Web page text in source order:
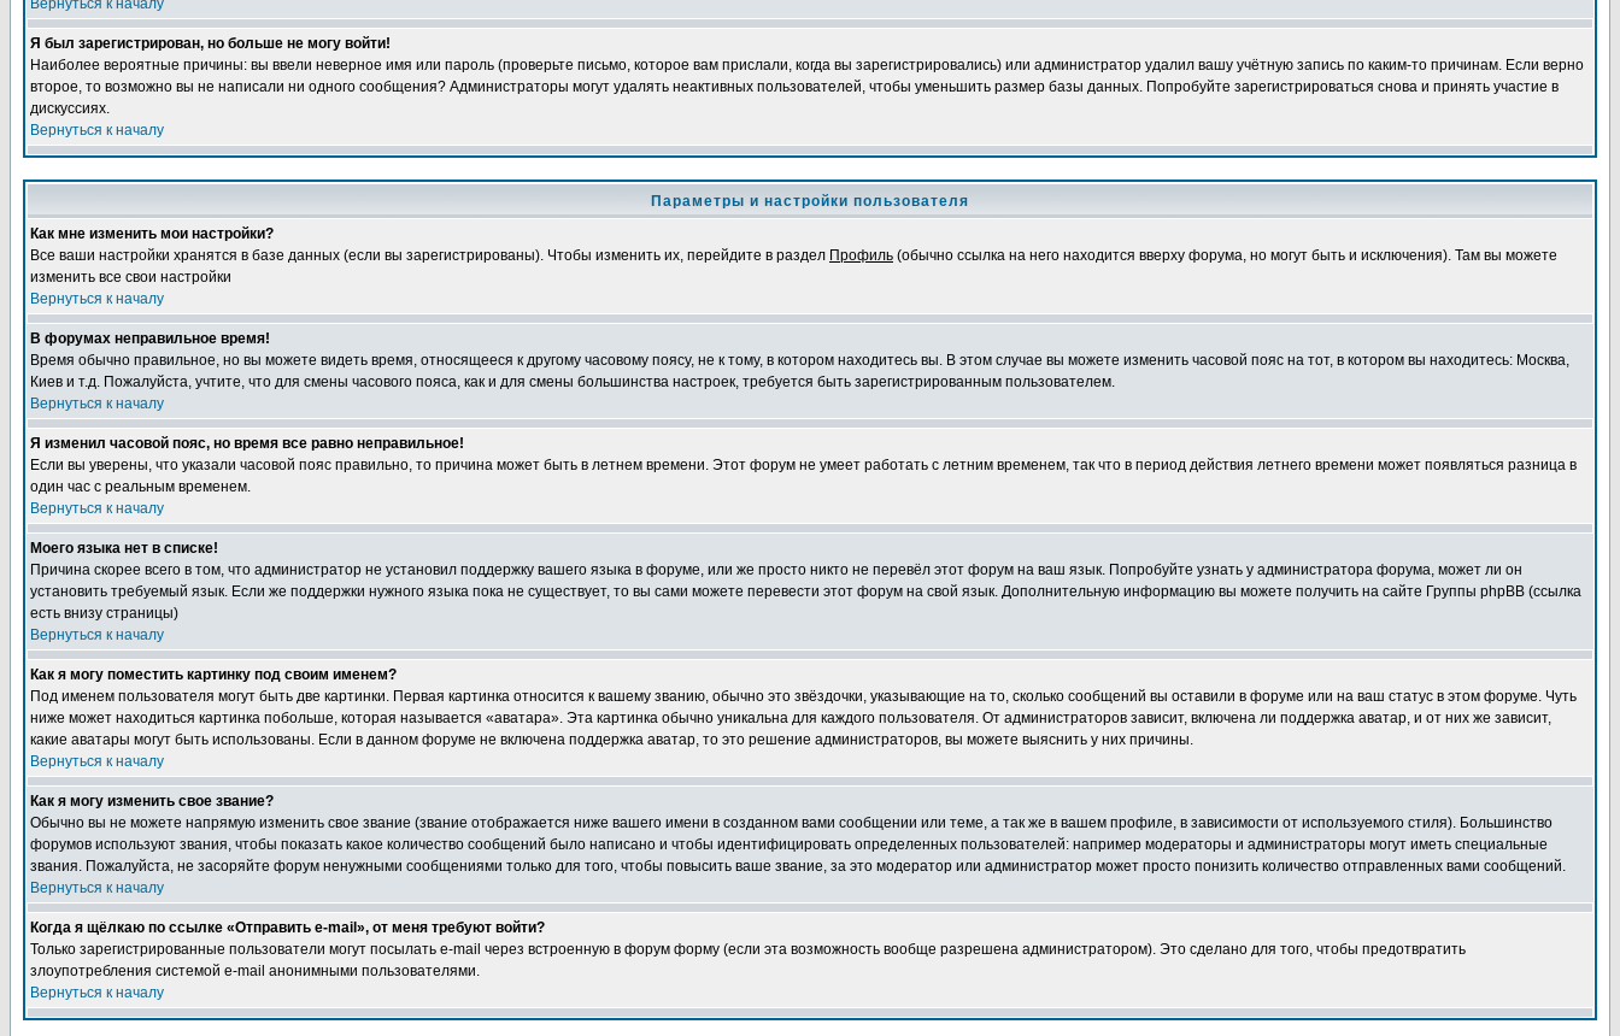
Вернуться к началу
Я был зарегистрирован, но больше не могу войти!
Наиболее вероятные причины: вы ввели неверное имя или пароль (проверьте письмо, которое вам прислали, когда вы зарегистрировались) или администратор удалил вашу учётную запись по каким-то причинам. Если верно
второе, то возможно вы не написали ни одного сообщения? Администраторы могут удалять неактивных пользователей, чтобы уменьшить размер базы данных. Попробуйте зарегистрироваться снова и принять участие в
дискуссиях.
Вернуться к началу
Параметры и настройки пользователя
Как мне изменить мои настройки?
Все ваши настройки хранятся в базе данных (если вы зарегистрированы). Чтобы изменить их, перейдите в раздел Профиль (обычно ссылка на него находится вверху форума, но могут быть и исключения). Там вы можете
изменить все свои настройки
Вернуться к началу
В форумах неправильное время!
Время обычно правильное, но вы можете видеть время, относящееся к другому часовому поясу, не к тому, в котором находитесь вы. В этом случае вы можете изменить часовой пояс на тот, в котором вы находитесь: Москва,
Киев и т.д. Пожалуйста, учтите, что для смены часового пояса, как и для смены большинства настроек, требуется быть зарегистрированным пользователем.
Вернуться к началу
Я изменил часовой пояс, но время все равно неправильное!
Если вы уверены, что указали часовой пояс правильно, то причина может быть в летнем времени. Этот форум не умеет работать с летним временем, так что в период действия летнего времени может появляться разница в
один час с реальным временем.
Вернуться к началу
Моего языка нет в списке!
Причина скорее всего в том, что администратор не установил поддержку вашего языка в форуме, или же просто никто не перевёл этот форум на ваш язык. Попробуйте узнать у администратора форума, может ли он
установить требуемый язык. Если же поддержки нужного языка пока не существует, то вы сами можете перевести этот форум на свой язык. Дополнительную информацию вы можете получить на сайте Группы phpBB (ссылка
есть внизу страницы)
Вернуться к началу
Как я могу поместить картинку под своим именем?
Под именем пользователя могут быть две картинки. Первая картинка относится к вашему званию, обычно это звёздочки, указывающие на то, сколько сообщений вы оставили в форуме или на ваш статус в этом форуме. Чуть
ниже может находиться картинка побольше, которая называется «аватара». Эта картинка обычно уникальна для каждого пользователя. От администраторов зависит, включена ли поддержка аватар, и от них же зависит,
какие аватары могут быть использованы. Если в данном форуме не включена поддержка аватар, то это решение администраторов, вы можете выяснить у них причины.
Вернуться к началу
Как я могу изменить свое звание?
Обычно вы не можете напрямую изменить свое звание (звание отображается ниже вашего имени в созданном вами сообщении или теме, а так же в вашем профиле, в зависимости от используемого стиля). Большинство
форумов используют звания, чтобы показать какое количество сообщений было написано и чтобы идентифицировать определенных пользователей: например модераторы и администраторы могут иметь специальные
звания. Пожалуйста, не засоряйте форум ненужными сообщениями только для того, чтобы повысить ваше звание, за это модератор или администратор может просто понизить количество отправленных вами сообщений.
Вернуться к началу
Когда я щёлкаю по ссылке «Отправить e-mail», от меня требуют войти?
Только зарегистрированные пользователи могут посылать e-mail через встроенную в форум форму (если эта возможность вообще разрешена администратором). Это сделано для того, чтобы предотвратить
злоупотребления системой e-mail анонимными пользователями.
Вернуться к началу